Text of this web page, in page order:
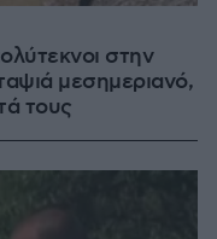
στην
μεσημεριανό,
τους